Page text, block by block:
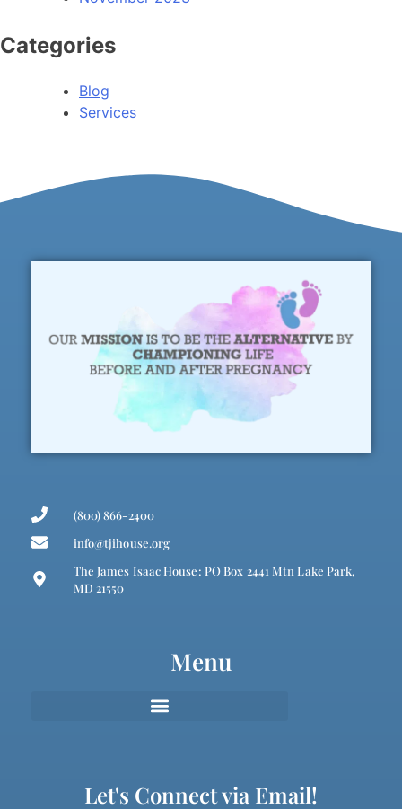
Categories
Blog
Services
(800) 866-2400
info@tjihouse.org
The James Isaac House: PO Box 2441 Mtn Lake Park,
MD 21550
Menu
Let's Connect via Email!